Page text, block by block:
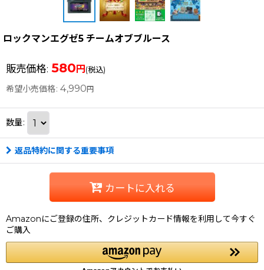
ロックマンエグゼ5 チームオブブルース
販売価格: 580 円 (税込)
希望小売価格: 4,990 円
数量:
返品特約に関する重要事項
カートに入れる
Amazonにご登録の住所、クレジットカード情報を利用して今すぐ
ご購入